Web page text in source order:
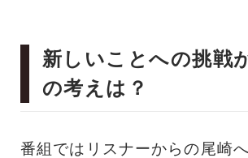
新しいことへの挑戦
の考えは？
番組ではリスナーからの尾崎